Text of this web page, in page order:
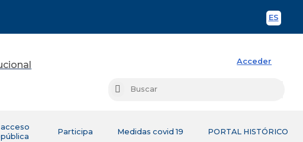
ES
Acceder
Buscar
Participa Medidas covid 19 PORTAL HISTÓRICO